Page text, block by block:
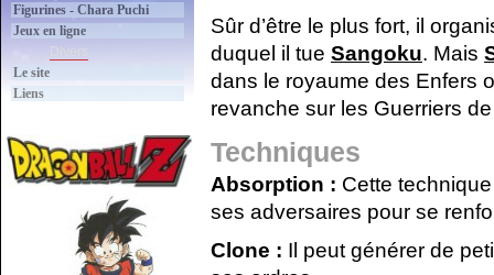
Figurines - Chara Puchi
Jeux en ligne
Le site
Liens
Sûr d’être le plus fort, il
duquel il tue Sangoku. Mais
dans le royaume des Enfers
revanche sur les Guerriers de
Techniques
Absorption : Cette
ses adversaires pour se
Clone : Il peut générer de